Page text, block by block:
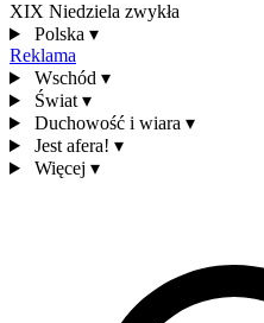
XIX Niedziela zwykła
Polska ▾
Reklama
Wschód ▾
Świat ▾
Duchowość i wiara ▾
Jest afera! ▾
Więcej ▾